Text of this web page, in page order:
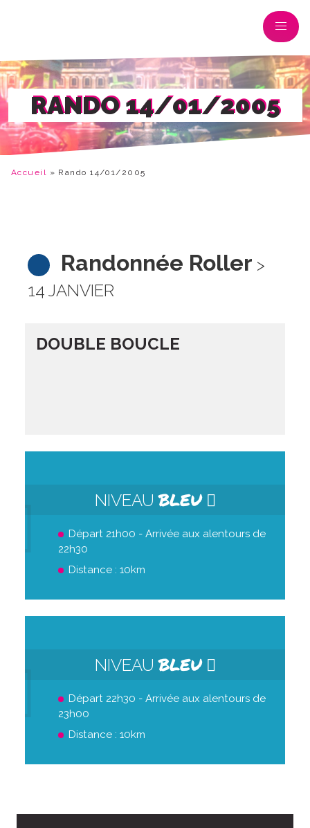
RANDO 14/01/2005
Accueil » Rando 14/01/2005
Randonnée Roller >
14 JANVIER
DOUBLE BOUCLE
NIVEAUBLEU
Départ 21h00 - Arrivée aux alentours de
22h30
Distance : 10km
NIVEAUBLEU
Départ 22h30 - Arrivée aux alentours de
23h00
Distance : 10km